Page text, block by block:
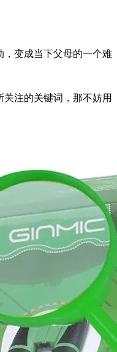
，变成当下父母的一个难
注的关键词，那不妨用